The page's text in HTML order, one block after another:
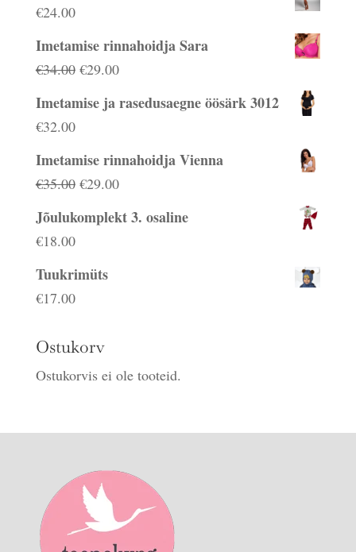
€24.00
Imetamise rinnahoidja Sara
€34.00 Algne
€29.00Praegune
Imetamise ja rasedusaegne öösärk 3012
€32.00
Imetamise rinnahoidja Vienna
€35.00 Algne
oli:
€29.00Praegune
Jõulukomplekt 3. osaline
€18.00
Tuukrimüts
€17.00
Ostukorv
Ostukorvis ei ole tooteid.